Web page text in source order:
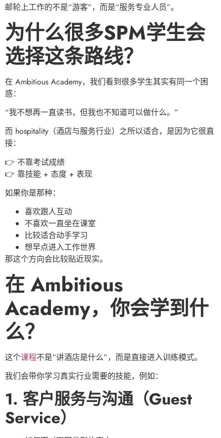
邮轮上工作的不是“游客”，而是“服务专业人员”。
为什么很多SPM学生会
选择这条路线？
在 Ambitious Academy，我们看到很多学生其实有同一个困
惑：
“我不想再一直读书，但我也不知道可以做什么。”
而 hospitality（酒店与服务行业）之所以适合，是因为它很直
接：
👉 不靠考试成绩
👉 靠技能 + 态度 + 表现
如果你是那种：
喜欢跟人互动
不喜欢一直坐在课室
比较适合动手学习
想早点进入工作世界
那这个方向会比较贴近现实。
在 Ambitious
Academy，你会学到什
么？
这个课程不是“讲酒店是什么”，而是直接进入训练模式。
我们会带你学习真实行业需要的技能，例如：
1. 客户服务与沟通（Guest
Service）